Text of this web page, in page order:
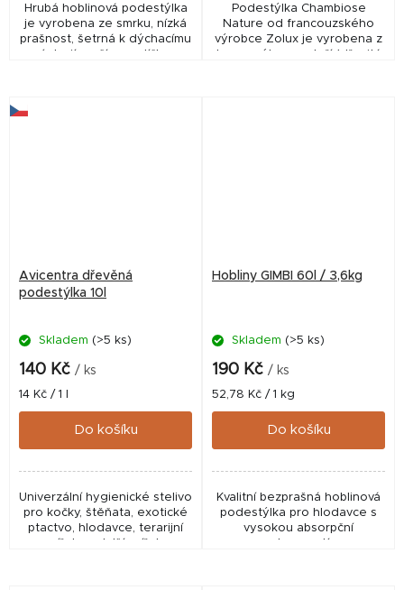
Hrubá hoblinová podestýlka
je vyrobena ze smrku, nízká
prašnost, šetrná k dýchacímu
Podestýlka Chambiose
Nature od francouzského
výrobce Zolux je vyrobena z
Avicentra dřevěná
podestýlka 10l
Skladem (>5 ks)
140 Kč / ks
Měrná
cena:
14 Kč / 1 l
Do košíku
Univerzální hygienické stelivo
pro kočky, štěňata, exotické
ptactvo, hlodavce, terarijní
zvířata a další zvířata
Hobliny GIMBI 60l / 3,6kg
Skladem (>5 ks)
190 Kč / ks
Měrná
cena:
52,78 Kč / 1 kg
Do košíku
Kvalitní bezprašná hoblinová
podestýlka pro hlodavce s
vysokou absorpční
schopností.